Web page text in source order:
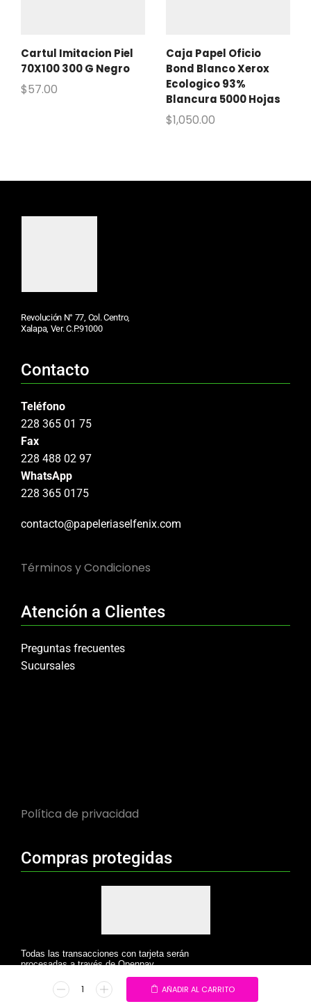
Cartul Imitacion Piel
70X100 300 G Negro
$57.00
Caja Papel Oficio
Bond Blanco Xerox
Ecologico 93%
Blancura 5000 Hojas
$1,050.00
AÑADIR AL CARRITO
Revolución N° 77, Col. Centro,
Xalapa, Ver. C.P.91000
Contacto
Teléfono
228 365 01 75
Fax
228 488 02 97
WhatsApp
228 365 0175
contacto@papeleriaselfenix.com
Términos y Condiciones
Atención a Clientes
Preguntas frecuentes
Sucursales
Política de privacidad
Compras protegidas
Todas las transacciones con tarjeta serán
procesadas a través de Openpay.